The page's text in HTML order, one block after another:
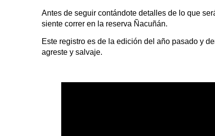
Antes de seguir contándote detalles de lo que
siente correr en la reserva Ñacuñán.
Este registro es de la edición del año pasado y
agreste y salvaje.